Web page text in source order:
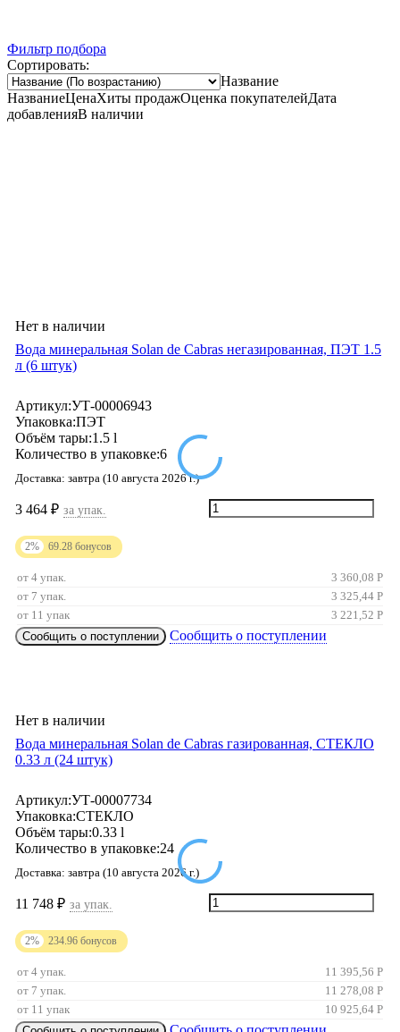
Фильтр подбора
Сортировать:
Название
НазваниеЦенаХиты продажОценка покупателейДата
добавленияВ наличии
Нет в наличии
Вода минеральная Solan de Cabras негазированная, ПЭТ 1.5
л (6 штук)
Артикул:УТ-00006943
Упаковка:ПЭТ
Объём тары:1.5 l
Количество в упаковке:6
Доставка: завтра (10 августа 2026 г.)
3 464 ₽ за упак.
2% 69.28 бонусов
от 4 упак. 3 360,08 Р
от 7 упак.
3 325,44 Р
от 11 упак
3 221,52 Р
Сообщить о поступлении
Сообщить о поступлении
Нет в наличии
Вода минеральная Solan de Cabras газированная, СТЕКЛО
0.33 л (24 штук)
Артикул:УТ-00007734
Упаковка:СТЕКЛО
Объём тары:0.33 l
Количество в упаковке:24
Доставка: завтра (10 августа 2026 г.)
11 748 ₽ за упак.
2% 234.96 бонусов
от 4 упак. 11 395,56 Р
от 7 упак.
11 278,08 Р
от 11 упак
10 925,64 Р